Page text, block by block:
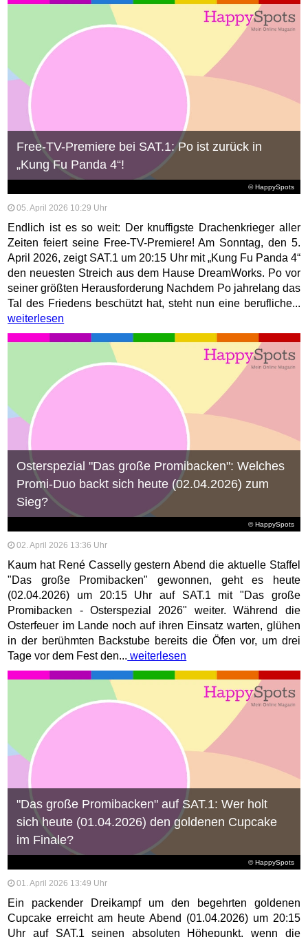
© HappySpots
Free-TV-Premiere bei SAT.1: Po ist zurück in
„Kung Fu Panda 4“!
05. April 2026 10:29 Uhr
Endlich ist es so weit: Der knuffigste Drachenkrieger aller
Zeiten feiert seine Free-TV-Premiere! Am Sonntag, den 5.
April 2026, zeigt SAT.1 um 20:15 Uhr mit „Kung Fu Panda 4“
den neuesten Streich aus dem Hause DreamWorks. Po vor
seiner größten Herausforderung Nachdem Po jahrelang das
Tal des Friedens beschützt hat, steht nun eine berufliche...
weiterlesen
© HappySpots
Osterspezial "Das große Promibacken": Welches
Promi-Duo backt sich heute (02.04.2026) zum
Sieg?
02. April 2026 13:36 Uhr
Kaum hat René Casselly gestern Abend die aktuelle Staffel
"Das große Promibacken" gewonnen, geht es heute
(02.04.2026) um 20:15 Uhr auf SAT.1 mit "Das große
Promibacken - Osterspezial 2026" weiter. Während die
Osterfeuer im Lande noch auf ihren Einsatz warten, glühen
in der berühmten Backstube bereits die Öfen vor, um drei
Tage vor dem Fest den... weiterlesen
© HappySpots
"Das große Promibacken" auf SAT.1: Wer holt
sich heute (01.04.2026) den goldenen Cupcake
im Finale?
01. April 2026 13:49 Uhr
Ein packender Dreikampf um den begehrten goldenen
Cupcake erreicht am heute Abend (01.04.2026) um 20:15
Uhr auf SAT.1 seinen absoluten Höhepunkt, wenn die